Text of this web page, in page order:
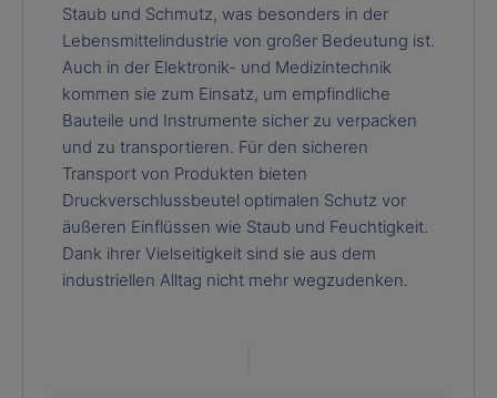
Staub und Schmutz, was besonders in der
Lebensmittelindustrie von großer Bedeutung ist.
Auch in der Elektronik- und Medizintechnik
kommen sie zum Einsatz, um empfindliche
Bauteile und Instrumente sicher zu verpacken
und zu transportieren. Für den sicheren
Transport von Produkten bieten
Druckverschlussbeutel optimalen Schutz vor
äußeren Einflüssen wie Staub und Feuchtigkeit.
Dank ihrer Vielseitigkeit sind sie aus dem
industriellen Alltag nicht mehr wegzudenken.